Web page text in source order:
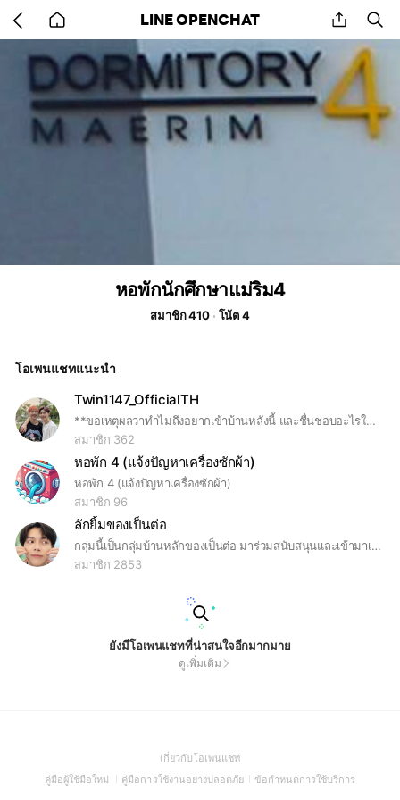
back
to
home
LINE OPENCHAT share
หอพักนักศึกษาแม่ริม4
สมาชิก 410 โน้ต 4
โอเพนแชทแนะนำ
Twin1147_OfficialTH
**ขอเหตุผลว่าทำไมถึงอยากเข้าบ้านหลังนี้ และชื่นชอบอะไรในตัวเจ้าของบ้าน? **กรุณาใส่รูปตัวเองจริงๆและชื่อจริงๆของตัวเองนะคะ** **บุคคลที่ทำตัวเป็นมิจฉาชีพ เข้ามาหลอกเชิญชวนคนย้ายบ้าน ห้ามเข้า!! #ไม่ต้อนรับมิจฉาชีพ ไม่อนุญาตให้เข้ามาก่อกวน หรือป่วนแชท หากแอดมินจับได้บล๊อกสถานเดียวค่ะ
สมาชิก 362
หอพัก 4 (แจ้งปัญหาเครื่องซักผ้า)
หอพัก 4 (แจ้งปัญหาเครื่องซักผ้า)
สมาชิก 96
ลักยิ้มของเป็นต่อ
กลุ่มนี้เป็นกลุ่มบ้านหลักของเป็นต่อ มาร่วมสนับสนุนและเข้ามาเป็นลักยิ้มกันเยอะๆนะคะ💗
สมาชิก 2853
ยังมีโอเพนแชทที่น่าสนใจอีกมากมาย
ดูเพิ่มเติม
เกี่ยวกับโอเพนแชท(Open
in
คู่มือผู้ใช้มือใหม่
(Open
คู่มือการใช้งานอย่างปลอดภัย(Open
ข้อกำหนดการใช้บริการ(Open